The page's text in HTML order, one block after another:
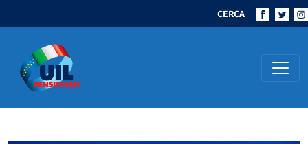
CERCA
Navigazione principale